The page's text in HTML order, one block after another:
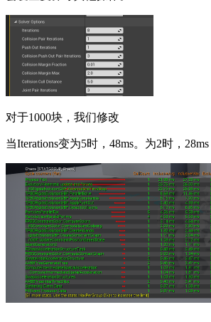
对于1000块，我们修改
当Iterations变为5时，48ms。为2时，28ms